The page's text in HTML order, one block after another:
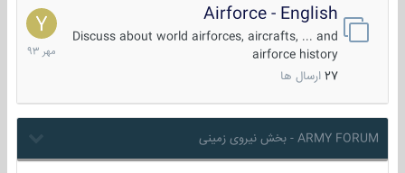
Airforce - English
Discuss about world airforces, aircrafts, ... and
airforce history
27 ارسال ها
15
مهر
1393
ARMY FORUM - بخش نیروی زمینی